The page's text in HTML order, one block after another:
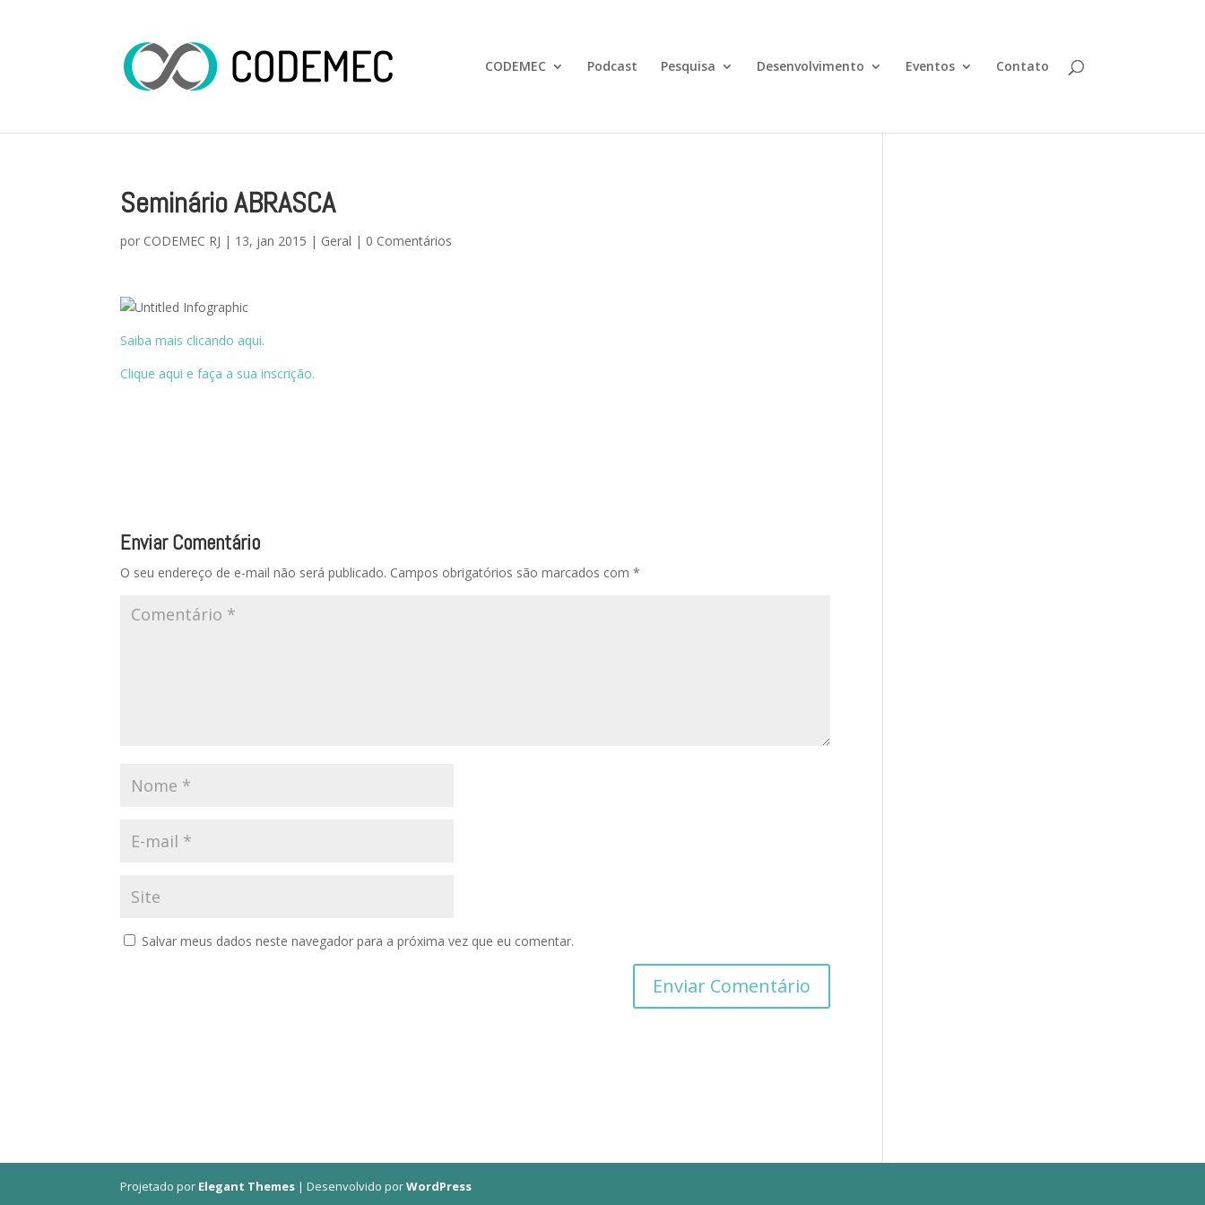
CODEMEC Podcast Pesquisa Desenvolvimento Eventos Contato
Seminário ABRASCA
por CODEMEC RJ | 13, jan 2015 | Geral | 0 Comentários
Saiba mais clicando aqui.
Clique aqui e faça a sua inscrição.
Enviar Comentário
O seu endereço de e-mail não será publicado. Campos obrigatórios são marcados com*
Salvar meus dados neste navegador para a próxima vez que eu comentar.
Projetado por Elegant Themes | Desenvolvido porWordPress